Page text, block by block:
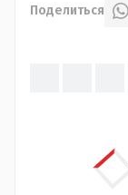
Поделиться